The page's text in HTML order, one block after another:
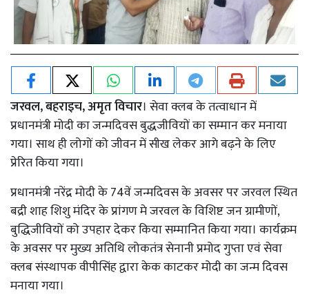
जरवल, बहराइच, अमृत विचार। सेवा क्लब के तत्वाधान में
प्रधानमंत्री मोदी का जन्मदिवस बुद्धजीवियों का सम्मान कर मनाया
गया। साथ ही लोगों को जीवन में सीख लेकर आगे बढ़ने के लिए
प्रेरित किया गया।
प्रधानमंत्री नरेंद्र मोदी के 74वें जन्मदिवस के अवसर पर जरवल स्थित
बद्री शाह शिशु मंदिर के प्रांगण मे जरवल के विशिष्ट जन ग्रामीणों,
बुद्धिजीवियों को उपहार देकर किया सम्मानित किया गया। कार्यक्रम
के अवसर पर मुख्य अतिथि लोकतंत्र सेनानी प्रमोद गुप्ता एवं सेवा
क्लब संस्थापक वीपीसिंह द्वारा केक काटकर मोदी का जन्म दिवस
मनाया गया।